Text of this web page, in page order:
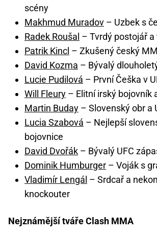
scény
Makhmud Muradov – Uzbek s
Radek Roušal – Tvrdý postojář
Patrik Kincl – Zkušený český
David Kozma – Bývalý
Lucie Pudilová – První Češka v
Will Fleury – Elitní irský bojovník
Martin Buday – Slovenský obr a
Lucia Szabová – Nejlepší
bojovnice
David Dvořák – Bývalý UFC
Dominik Humburger – Voják s
Vladimír Lengál – Srdcař a
knockouter
Nejznámější tváře Clash MMA